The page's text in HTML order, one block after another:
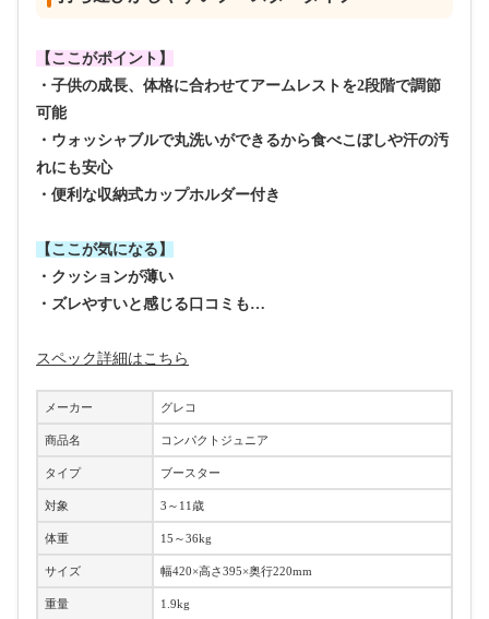
【ここがポイント】
・子供の成長、体格に合わせてアームレストを2段階で調節
可能
・ウォッシャブルで丸洗いができるから食べこぼしや汗の汚
れにも安心
・便利な収納式カップホルダー付き
【ここが気になる】
・クッションが薄い
・ズレやすいと感じる口コミも…
スペック詳細はこちら
メーカー グレコ
商品名 コンパクトジュニア
タイプ ブースター
対象 3～11歳
体重 15～36kg
サイズ 幅420×高さ395×奥行220mm
重量 1.9kg